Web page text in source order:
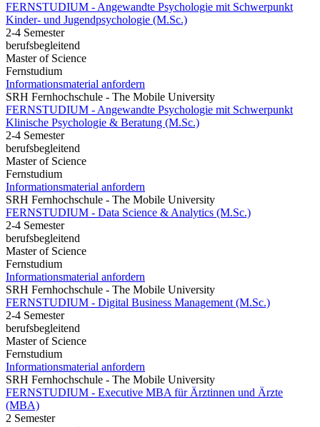
FERNSTUDIUM - Angewandte Psychologie mit Schwerpunkt
Kinder- und Jugendpsychologie (M.Sc.)
2-4 Semester
berufsbegleitend
Master of Science
Fernstudium
Informationsmaterial anfordern
SRH Fernhochschule - The Mobile University
FERNSTUDIUM - Angewandte Psychologie mit Schwerpunkt
Klinische Psychologie & Beratung (M.Sc.)
2-4 Semester
berufsbegleitend
Master of Science
Fernstudium
Informationsmaterial anfordern
SRH Fernhochschule - The Mobile University
FERNSTUDIUM - Data Science & Analytics (M.Sc.)
2-4 Semester
berufsbegleitend
Master of Science
Fernstudium
Informationsmaterial anfordern
SRH Fernhochschule - The Mobile University
FERNSTUDIUM - Digital Business Management (M.Sc.)
2-4 Semester
berufsbegleitend
Master of Science
Fernstudium
Informationsmaterial anfordern
SRH Fernhochschule - The Mobile University
FERNSTUDIUM - Executive MBA für Ärztinnen und Ärzte
(MBA)
2 Semester